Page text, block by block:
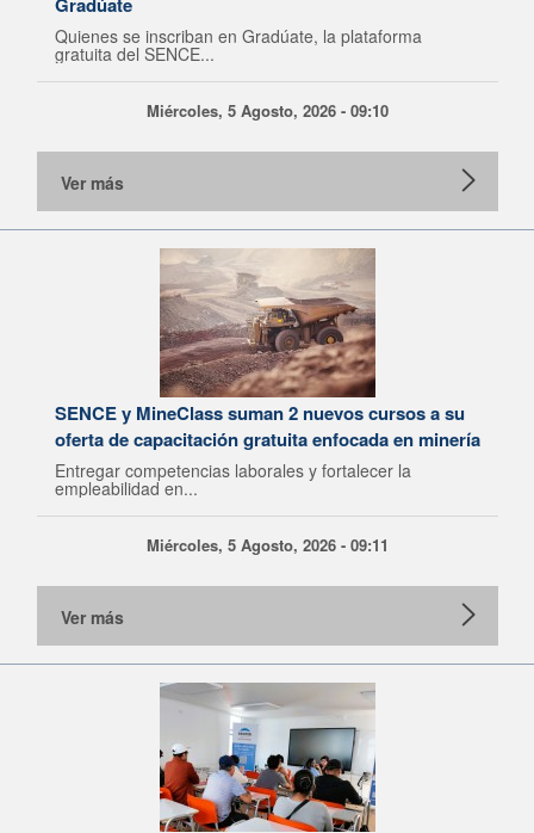
Quienes se inscriban en Gradúate, la plataforma
gratuita del SENCE...
Miércoles, 5 Agosto, 2026 - 09:10
Ver más
SENCE y MineClass suman 2 nuevos cursos a su
oferta de capacitación gratuita enfocada en minería
Entregar competencias laborales y fortalecer la
empleabilidad en...
Miércoles, 5 Agosto, 2026 - 09:11
Ver más